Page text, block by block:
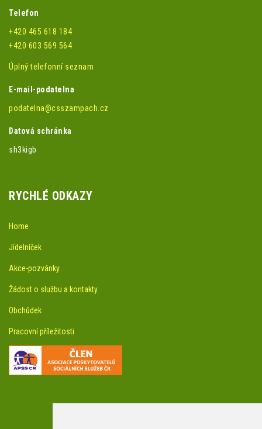
Telefon
+420 465 618 184
+420 603 569 564
Úplný telefonní seznam
E-mail-podatelna
podatelna@csszampach.cz
Datová schránka
sh3kigb
RYCHLÉ ODKAZY
Home
Jídelníček
Akce-pozvánky
Žádost o službu a kontakty
Obchůdek
Pracovní příležitosti